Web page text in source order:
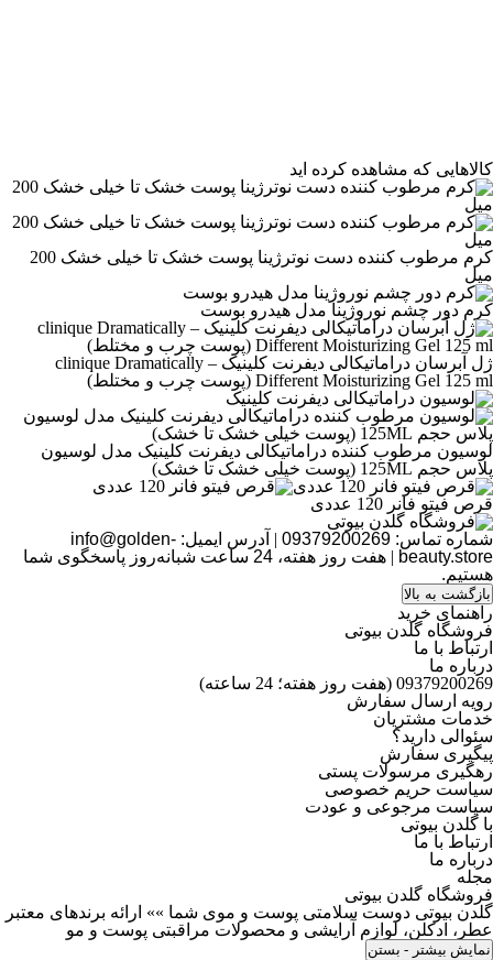
مرتب‌سازی محصولات
مرتب‌سازی:
پیش‌فرض
محبوب‌ترین
کالاهایی که مشاهده کرده اید
کرم مرطوب کننده دست نوترژینا پوست خشک تا خیلی خشک 200
میل
کرم دور چشم نوروژینا مدل هیدرو بوست
ژل آبرسان دراماتیکالی دیفرنت کلینیک – clinique Dramatically
Different Moisturizing Gel 125 ml (پوست چرب و مختلط)
لوسیون مرطوب کننده دراماتیکالی دیفرنت کلینیک مدل لوسیون
پلاس حجم 125ML (پوست خیلی خشک تا خشک)
قرص فیتو فانر 120 عددی
شماره تماس: 09379200269
| آدرس ایمیل: info@golden-
beauty.store
|
هفت روز هفته، 24 ساعت شبانه‌روز پاسخگوی شما
هستیم.
بازگشت به بالا
راهنمای خرید
فروشگاه گلدن بیوتی
ارتباط با ما
درباره ما
09379200269 (هفت روز هفته؛ 24 ساعته)
رویه ارسال سفارش
خدمات مشتریان
سئوالی دارید؟
پیگیری سفارش
رهگیری مرسولات پستی
سیاست حریم خصوصی
سیاست مرجوعی و عودت
با گلدن بیوتی
ارتباط با ما
درباره ما
مجله
فروشگاه گلدن بیوتی
گلدن بیوتی دوست سلامتی پوست و موی شما »» ارائه برندهای معتبر
عطر، ادکلن، لوازم آرایشی و محصولات مراقبتی پوست و مو
نمایش بیشتر - بستن